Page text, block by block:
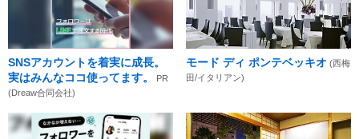
SNSアカウントを着実に成長。
実はみんなココ使ってます。
PR
(Dreaw合同会社)
モード ディ ポンテベッキオ (西梅
田/イタリアン)